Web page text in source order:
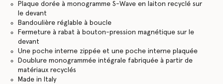
Plaque dorée à monogramme S-Wave en laiton recyclé sur
le devant
Bandoulière réglable à boucle
Fermeture à rabat à bouton-pression magnétique sur le
devant
Une poche interne zippée et une poche interne plaquée
Doublure monogrammée intégrale fabriquée à partir de
matériaux recyclés
Made in Italy